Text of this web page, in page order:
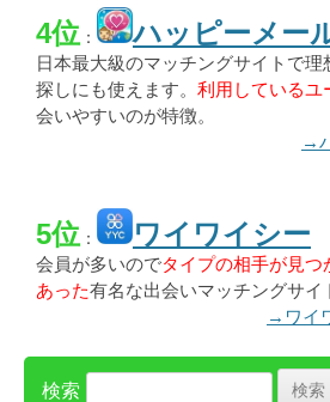
4位 ： ハッピーメー
日本最大級のマッチングサイトで理
探しにも使えます。 利用しているユ
会いやすいのが特徴。
→
5位 ： ワイワイシー
会員が多いのでタイプの相手が見
あった有名な出会いマッチングサイ
→ワイ
検索